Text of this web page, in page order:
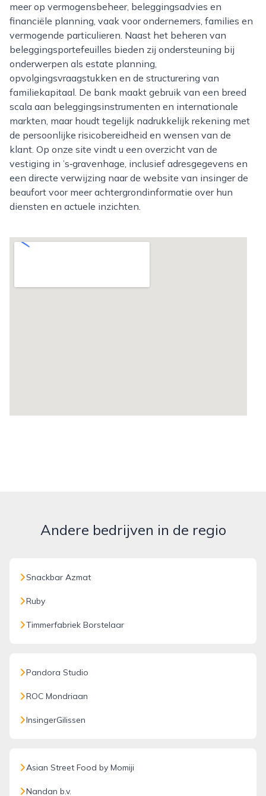
meer op vermogensbeheer, beleggingsadvies en
financiële planning, vaak voor ondernemers, families en
vermogende particulieren. Naast het beheren van
beleggingsportefeuilles bieden zij ondersteuning bij
onderwerpen als estate planning,
opvolgingsvraagstukken en de structurering van
familiekapitaal. De bank maakt gebruik van een breed
scala aan beleggingsinstrumenten en internationale
markten, maar houdt tegelijk nadrukkelijk rekening met
de persoonlijke risicobereidheid en wensen van de
klant. Op onze site vindt u een overzicht van de
vestiging in ’s‑gravenhage, inclusief adresgegevens en
een directe verwijzing naar de website van insinger de
beaufort voor meer achtergrondinformatie over hun
diensten en actuele inzichten.
Andere bedrijven in de regio
Snackbar Azmat
Ruby
Timmerfabriek Borstelaar
Pandora Studio
ROC Mondriaan
InsingerGilissen
Asian Street Food by Momiji
Nandan b.v.